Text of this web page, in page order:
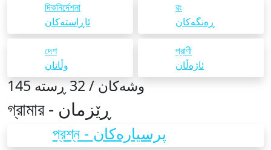
দিকনির্দেশনা
ئاڕاستەکان
রং
ڕەنگەکان
দেশ
وڵاتان
প্রাণী
ئاژەڵان
145 وشەکان / 32 ڕستە
গ্রামার - ڕێزمان
প্রশ্ন - پرسیارەکان